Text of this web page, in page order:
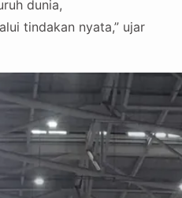
dunia,
tindakan nyata,” ujar